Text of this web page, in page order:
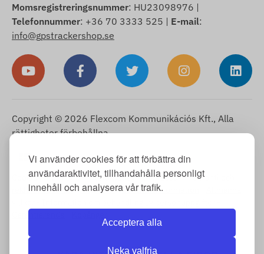
Vi använder cookies för att förbättra din
användaraktivitet, tillhandahålla personligt
innehåll och analysera vår trafik.
Acceptera alla
Neka valfria
Momsregistreringsnummer: HU23098976 |
Telefonnummer: +36 70 3333 525 | E-mail:
info@gpstrackershop.se
Copyright © 2026 Flexcom Kommunikációs Kft., Alla
rättigheter förbehållna.
Svenska ▼
Cookie-information-Returpolicy-Impressum-Garanti och
reklamationsrätt- Ångerrätt-Leveransinformation
Garantiärende